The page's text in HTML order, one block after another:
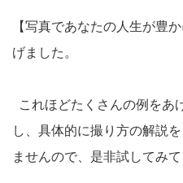
【写真であなたの人生が豊
げました。
これほどたくさんの例をあ
し、具体的に撮り方の解説
ませんので、是非試してみて